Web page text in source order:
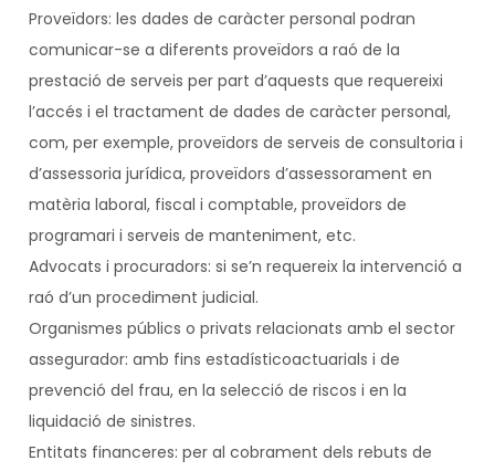
Proveïdors: les dades de caràcter personal podran
comunicar-se a diferents proveïdors a raó de la
prestació de serveis per part d’aquests que requereixi
l’accés i el tractament de dades de caràcter personal,
com, per exemple, proveïdors de serveis de consultoria i
d’assessoria jurídica, proveïdors d’assessorament en
matèria laboral, fiscal i comptable, proveïdors de
programari i serveis de manteniment, etc.
Advocats i procuradors: si se’n requereix la intervenció a
raó d’un procediment judicial.
Organismes públics o privats relacionats amb el sector
assegurador: amb fins estadísticoactuarials i de
prevenció del frau, en la selecció de riscos i en la
liquidació de sinistres.
Entitats financeres: per al cobrament dels rebuts de